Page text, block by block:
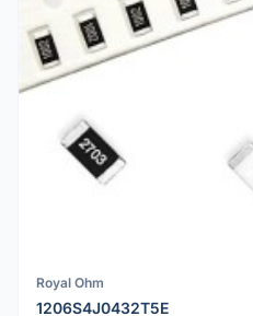
Royal Ohm
1206S4J0432T5E